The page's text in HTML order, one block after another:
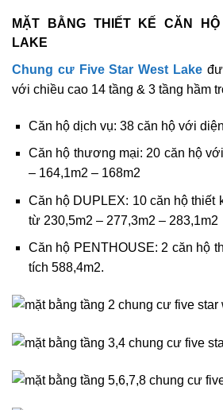
MẶT BẰNG THIẾT KẾ CĂN
LAKE
Chung cư Five Star West Lake
với chiều cao 14 tầng & 3 tầng hầm
Căn hộ dịch vụ: 38 căn hộ với
Căn hộ thương mại: 20 căn hộ
– 164,1m2 – 168m2
Căn hộ DUPLEX: 10 căn hộ thiết
từ 230,5m2 – 277,3m2 – 283,1m2
Căn hộ PENTHOUSE: 2 căn hộ
tích 588,4m2.